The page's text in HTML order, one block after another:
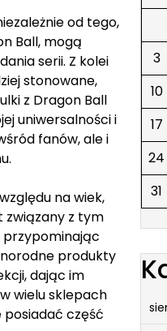
od tego,
Ball, mogą
serii. Z kolei
stonowane,
z Dragon Ball
uniwersalności i
fanów, ale i
na wiek,
związany z tym
przypominając
produkty
dając im
wielu sklepach
część
3
10
17
24
31